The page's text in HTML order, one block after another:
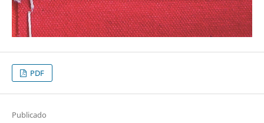
PDF
Publicado